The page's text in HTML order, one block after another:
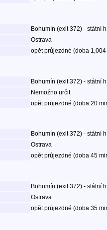
Bohumín (exit 372) - státní
Ostrava
opět průjezdné (doba
Bohumín (exit 372) - státní
Nemožno určit
opět průjezdné (doba 20
Bohumín (exit 372) - státní
Ostrava
opět průjezdné (doba 45
Bohumín (exit 372) - státní
Ostrava
opět průjezdné (doba 35